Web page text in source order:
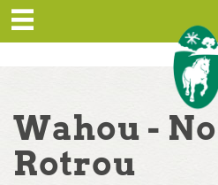
Wahou -
Rotrou